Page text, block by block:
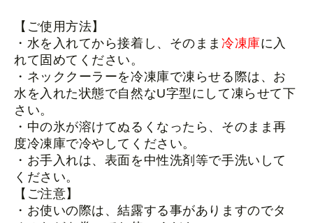
【ご使用方法】
・水を入れてから接着し、そのまま 冷凍庫に入
れて固めてください。
・ネッククーラーを冷凍庫で凍らせる際は、お
水を入れた状態で自然なU字型にして凍らせて下
さい。
・中の氷が溶けてぬるくなったら、そのまま再
度冷凍庫で冷やしてください。
・お手入れは、表面を中性洗剤等で手洗いして
ください。
【ご注意】
・お使いの際は、結露する事がありますのでタ